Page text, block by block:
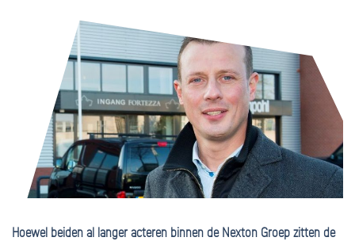
Hoewel beiden al langer acteren binnen de Nexton Groep zitten de